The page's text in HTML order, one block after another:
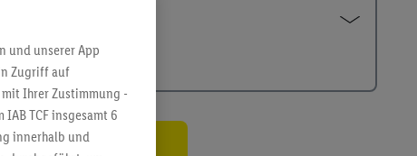
und unserer App
Zugriff auf
Ihrer Zustimmung -
TCF insgesamt 6
innerhalb und